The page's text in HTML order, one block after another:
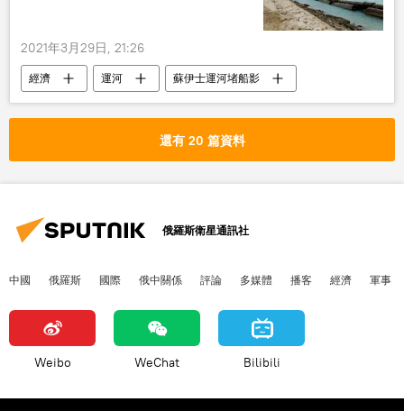
2021年3月29日, 21:26
經濟 運河 蘇伊士運河堵船影
還有 20 篇資料
俄羅斯衛星通訊社
中國 俄羅斯 國際 俄中關係 評論 多媒體 播客 經濟 軍事
Weibo WeChat Bilibili